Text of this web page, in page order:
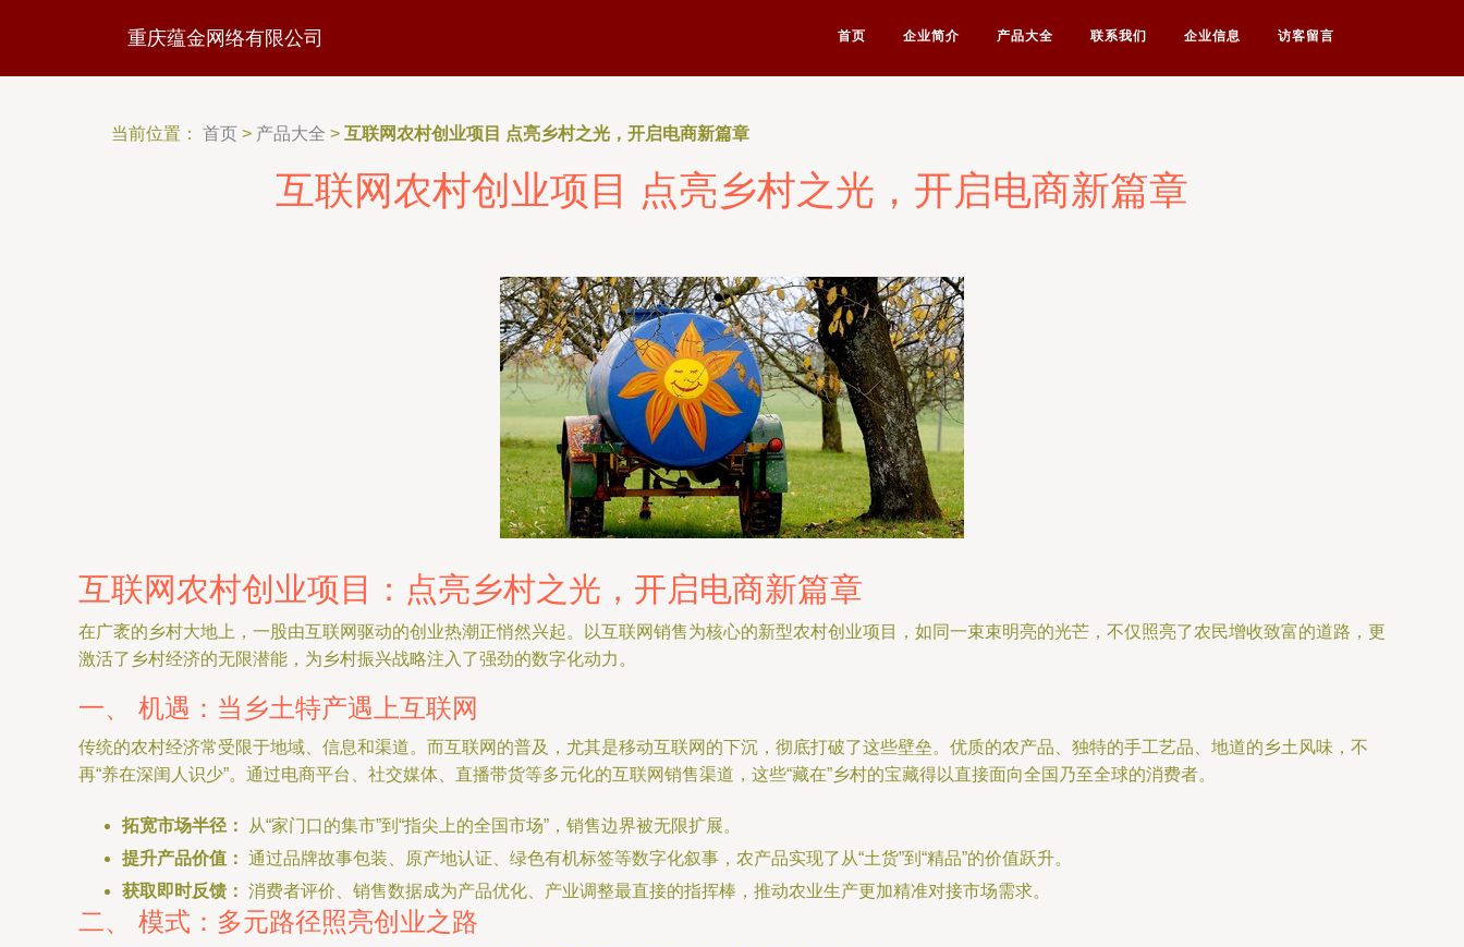
重庆蕴金网络有限公司 首页 企业简介 产品大全 联系我们 企业信息 访客留言
当前位置： 首页 > 产品大全 > 互联网农村创业项目 点亮乡村之光，开启电商新篇章
互联网农村创业项目 点亮乡村之光，开启电商新篇章
互联网农村创业项目：点亮乡村之光，开启电商新篇章
在广袤的乡村大地上，一股由互联网驱动的创业热潮正悄然兴起。以互联网销售为核心的新型农村创业项目，如同一束束明亮的光芒，不仅照亮了农民增收致富的道路，更
激活了乡村经济的无限潜能，为乡村振兴战略注入了强劲的数字化动力。
一、 机遇：当乡土特产遇上互联网
传统的农村经济常受限于地域、信息和渠道。而互联网的普及，尤其是移动互联网的下沉，彻底打破了这些壁垒。优质的农产品、独特的手工艺品、地道的乡土风味，不
再“养在深闺人识少”。通过电商平台、社交媒体、直播带货等多元化的互联网销售渠道，这些“藏在”乡村的宝藏得以直接面向全国乃至全球的消费者。
拓宽市场半径：
从“家门口的集市”到“指尖上的全国市场”，销售边界被无限扩展。
提升产品价值： 通过品牌故事包装、原产地认证、绿色有机标签等数字化叙事，农产品实现了从“土货”到“精品”的价值跃升。
获取即时反馈： 消费者评价、销售数据成为产品优化、产业调整最直接的指挥棒，推动农业生产更加精准对接市场需求。
二、 模式：多元路径照亮创业之路